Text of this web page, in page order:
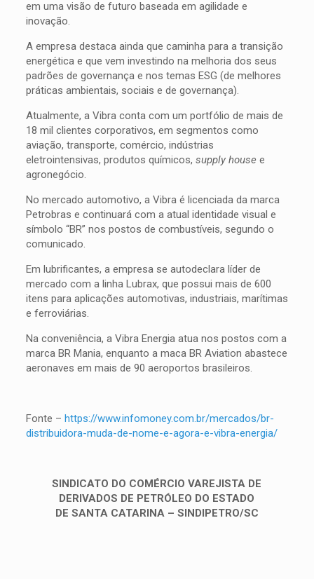
em uma visão de futuro baseada em agilidade e
inovação.
A empresa destaca ainda que caminha para a transição
energética e que vem investindo na melhoria dos seus
padrões de governança e nos temas ESG (de melhores
práticas ambientais, sociais e de governança).
Atualmente, a Vibra conta com um portfólio de mais de
18 mil clientes corporativos, em segmentos como
aviação, transporte, comércio, indústrias
eletrointensivas, produtos químicos, supply house e
agronegócio.
No mercado automotivo, a Vibra é licenciada da marca
Petrobras e continuará com a atual identidade visual e
símbolo “BR” nos postos de combustíveis, segundo o
comunicado.
Em lubrificantes, a empresa se autodeclara líder de
mercado com a linha Lubrax, que possui mais de 600
itens para aplicações automotivas, industriais, marítimas
e ferroviárias.
Na conveniência, a Vibra Energia atua nos postos com a
marca BR Mania, enquanto a maca BR Aviation abastece
aeronaves em mais de 90 aeroportos brasileiros.
Fonte – https://www.infomoney.com.br/mercados/br-
distribuidora-muda-de-nome-e-agora-e-vibra-energia/
SINDICATO DO COMÉRCIO VAREJISTA DE
DERIVADOS DE PETRÓLEO DO ESTADO
DE SANTA CATARINA – SINDIPETRO/SC